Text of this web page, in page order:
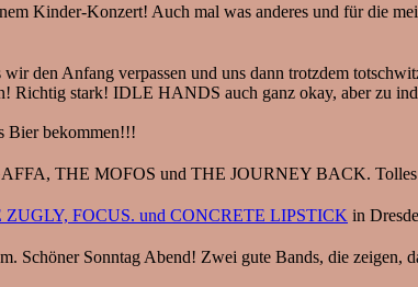
Kinder-Konzert! Auch mal was anderes und für die
den Anfang verpassen und uns dann trotzdem
Richtig stark! IDLE HANDS auch ganz okay, aber zu
Bier bekommen!!!
THE MOFOS und THE JOURNEY BACK. Tolles
FOCUS. und CONCRETE LIPSTICK in
Schöner Sonntag Abend! Zwei gute Bands, die zeigen,